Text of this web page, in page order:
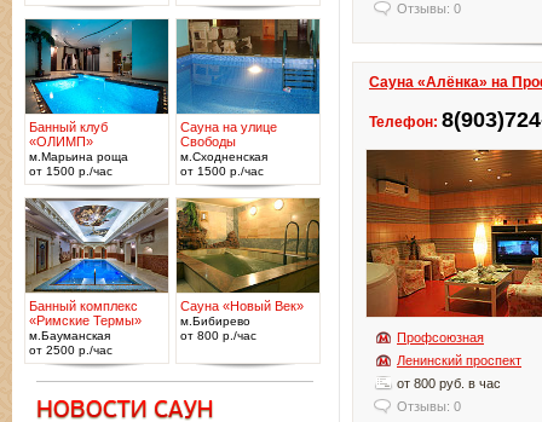
Отзывы: 0
Сауна «Алёнка» на
Телефон:
Профсоюзная
Ленинский проспект
от 800 руб. в час
Отзывы: 0
Банный клуб
«ОЛИМП»
м.Марьина роща
от 1500 р./час
Сауна на улице
Свободы
м.Сходненская
от 1500 р./час
Банный комплекс
«Римские Термы»
м.Бауманская
от 2500 р./час
Сауна «Новый Век»
м.Бибирево
от 800 р./час